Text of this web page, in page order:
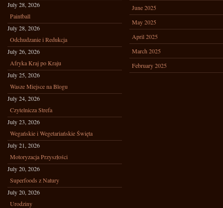
July 28, 2026
Paintball
July 28, 2026
Odchudzanie i Redukcja
July 26, 2026
Afryka Kraj po Kraju
July 25, 2026
Wasze Miejsce na Blogu
July 24, 2026
Czytelnicza Strefa
July 23, 2026
Wegańskie i Wegetariańskie Święta
July 21, 2026
Motoryzacja Przyszłości
July 20, 2026
Superfoods z Natury
July 20, 2026
Urodziny
June 2025
May 2025
April 2025
March 2025
February 2025